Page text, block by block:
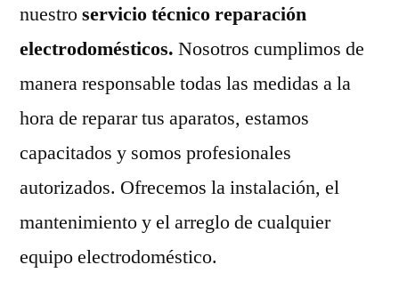
nuestroservicio técnico reparación
electrodomésticos. Nosotros cumplimos de
manera responsable todas las medidas a la
hora de reparar tus aparatos, estamos
capacitados y somos profesionales
autorizados. Ofrecemos la instalación, el
mantenimiento y el arreglo de cualquier
equipo electrodoméstico.